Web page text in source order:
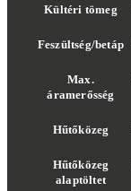
Kültéri tömeg
Feszültség/betáp
Max.
áramerősség
Hűtőközeg
Hűtőközeg
alaptöltet